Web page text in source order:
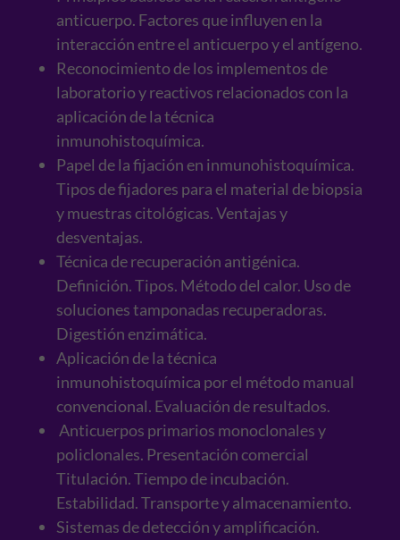
anticuerpo. Factores que influyen en la
interacción entre el anticuerpo y el antígeno.
Reconocimiento de los implementos de
laboratorio y reactivos relacionados con la
aplicación de la técnica
inmunohistoquímica.
Papel de la fijación en inmunohistoquímica.
Tipos de fijadores para el material de biopsia
y muestras citológicas. Ventajas y
desventajas.
Técnica de recuperación antigénica.
Definición. Tipos. Método del calor. Uso de
soluciones tamponadas recuperadoras.
Digestión enzimática.
Aplicación de la técnica
inmunohistoquímica por el método manual
convencional. Evaluación de resultados.
Anticuerpos primarios monoclonales y
policlonales. Presentación comercial
Titulación. Tiempo de incubación.
Estabilidad. Transporte y almacenamiento.
Sistemas de detección y amplificación.